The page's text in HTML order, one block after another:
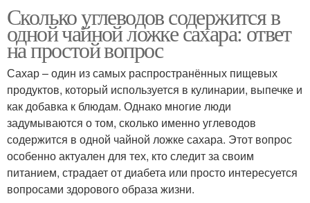
Сколько углеводов содержится в
одной чайной ложке сахара: ответ
на простой вопрос
Сахар – один из самых распространённых пищевых
продуктов, который используется в кулинарии, выпечке и
как добавка к блюдам. Однако многие люди
задумываются о том, сколько именно углеводов
содержится в одной чайной ложке сахара. Этот вопрос
особенно актуален для тех, кто следит за своим
питанием, страдает от диабета или просто интересуется
вопросами здорового образа жизни.